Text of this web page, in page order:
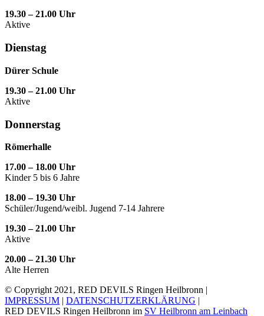
19.30 – 21.00 Uhr
Aktive
Dienstag
Dürer Schule
19.30 – 21.00 Uhr
Aktive
Donnerstag
Römerhalle
17.00 – 18.00 Uhr
Kinder 5 bis 6 Jahre
18.00 – 19.30 Uhr
Schüler/Jugend/weibl. Jugend 7-14 Jahrere
19.30 – 21.00 Uhr
Aktive
20.00 – 21.30 Uhr
Alte Herren
© Copyright 2021, RED DEVILS Ringen Heilbronn |
IMPRESSUM | DATENSCHUTZERKLÄRUNG |
RED DEVILS Ringen Heilbronn im SV Heilbronn am Leinbach